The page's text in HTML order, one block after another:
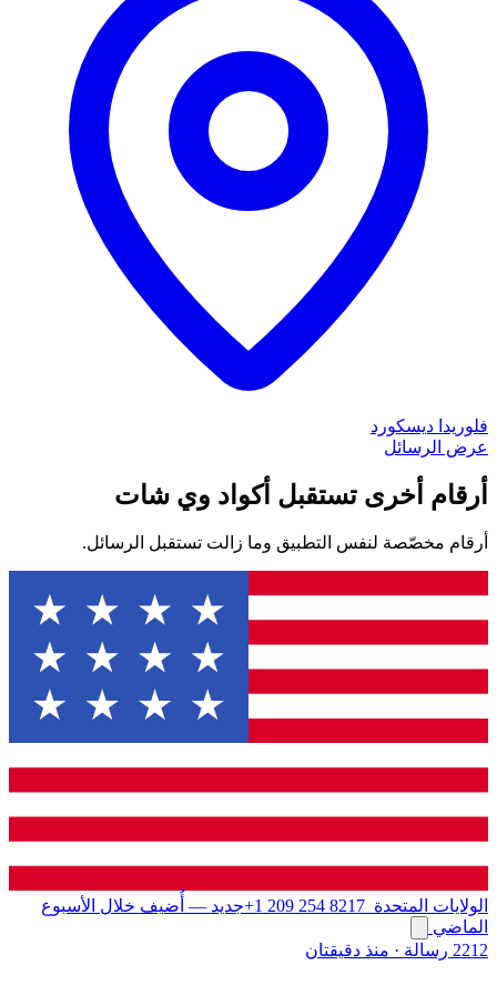
فلوريدا ديسكورد
عرض الرسائل
أرقام أخرى تستقبل أكواد وي شات
أرقام مخصّصة لنفس التطبيق وما زالت تستقبل الرسائل.
الولايات المتحدة +1 209 254 8217جديد — أُضيف خلال الأسبوع
الماضي
2212 رسالة
· منذ دقيقتان